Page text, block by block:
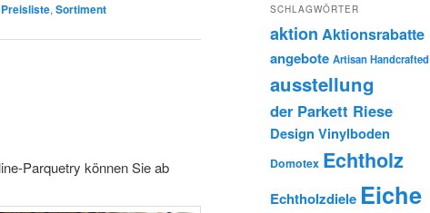
Preisliste, Sortiment
Parquetry können Sie ab
SCHLAGWÖRTER
aktion Aktionsrabatte
angebote Artisan Handcrafted
ausstellung
der Parkett Riese
Design Vinylboden
Domotex Echtholz
Echtholzdiele Eiche